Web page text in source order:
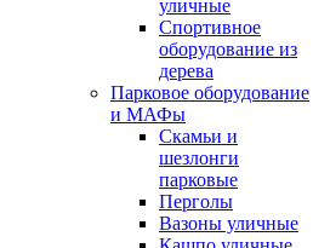
уличные
Спортивное
оборудование из
дерева
Парковое оборудование
и МАФы
Скамьи и
шезлонги
парковые
Перголы
Вазоны уличные